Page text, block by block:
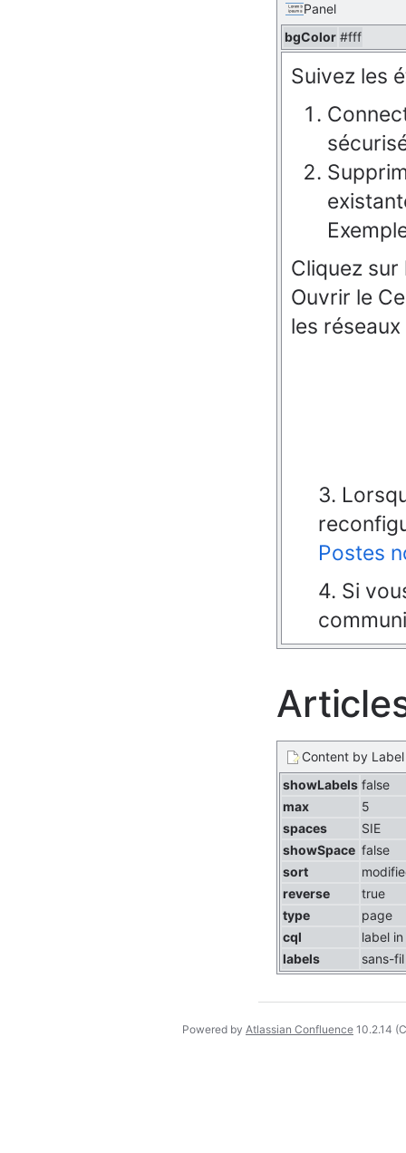
Panel
bgColor #fff
Suivez les
Cliquez
Ouvrir le
les
3.
Postes
4. Si
Content by Label
showLabels false
max
5
spaces
SIE
showSpace false
sort
reverse
true
type
page
cql
label
labels
sans-
Powered by Atlassian Confluence 10.2.14